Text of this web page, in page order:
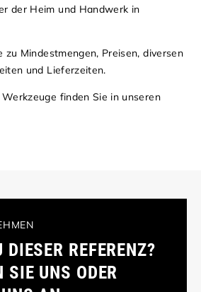
der Heim und Handwerk in
zu Mindestmengen, Preisen, diversen
und Lieferzeiten.
finden Sie in unseren
DIESER REFERENZ?
SIE UNS ODER